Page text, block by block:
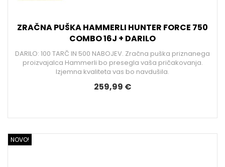
ZRAČNA PUŠKA HAMMERLI HUNTER FORCE 750
COMBO 16J + DARILO
DARILO: 100 TARČ IN 500 NABOJEV. Zračna puška priznanega
proizvajalca Hammerli bo presegla vaša pričakovanja.
Izjemna kvaliteta vas bo navdušila.
259,99 €
NOVO!